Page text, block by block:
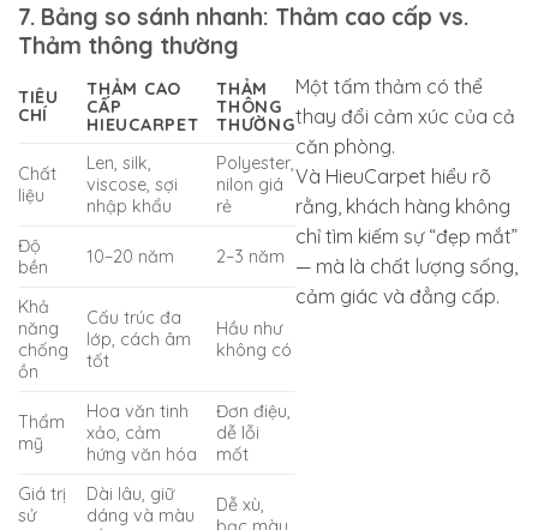
7. Bảng so sánh nhanh: Thảm cao cấp vs.
Thảm thông thường
TIÊU
CHÍ
THẢM CAO
CẤP
HIEUCARPET
THẢM
THÔNG
THƯỜNG
Chất
liệu
Len, silk,
viscose, sợi
nhập khẩu
Polyester,
nilon giá
rẻ
Độ
bền
10–20 năm 2–3 năm
Khả
năng
chống
ồn
Cấu trúc đa
lớp, cách âm
tốt
Hầu như
không có
Thẩm
mỹ
Hoa văn tinh
xảo, cảm
hứng văn hóa
Đơn điệu,
dễ lỗi
mốt
Giá trị
sử
Dài lâu, giữ
dáng và màu
Dễ xù,
Một tấm thảm có thể
thay đổi cảm xúc của cả
căn phòng.
Và HieuCarpet hiểu rõ
rằng, khách hàng không
chỉ tìm kiếm sự “đẹp mắt”
— mà là chất lượng sống,
cảm giác và đẳng cấp.